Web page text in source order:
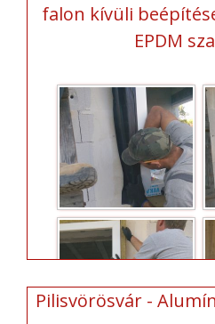
falon kívüli
EPDM
Pilisvörösvár -